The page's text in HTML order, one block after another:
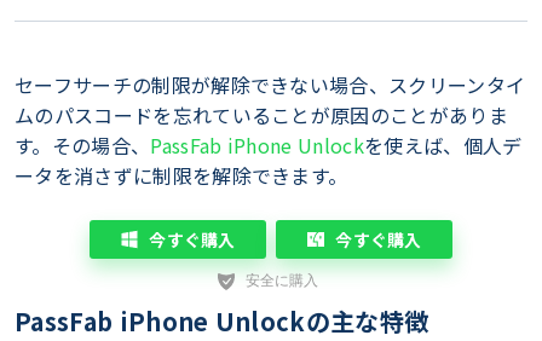
セーフサーチの制限が解除できない場合、スクリーンタイ
ムのパスコードを忘れていることが原因のことがありま
す。その場合、 PassFab iPhone Unlockを使えば、個人デ
ータを消さずに制限を解除できます。
今すぐ購入 今すぐ購入
PassFab iPhone Unlockの主な特徴